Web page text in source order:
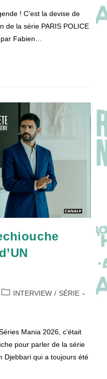
! C'est la devise de
de la série PARIS POLICE
Fabien…
PostINTERVIEW / SÉRIE
Mania 2026, c'était
pour parler de la série
Djebbari qui a toujours été